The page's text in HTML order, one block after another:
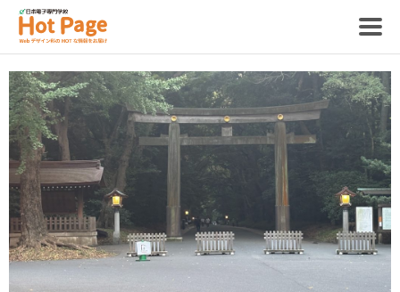
記事
ホットページって？
制作スタッフ